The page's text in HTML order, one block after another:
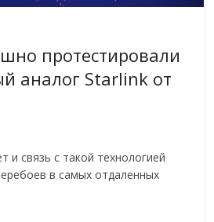
протестировали
аналог Starlink от
и связь с такой технологией
в самых отдаленных